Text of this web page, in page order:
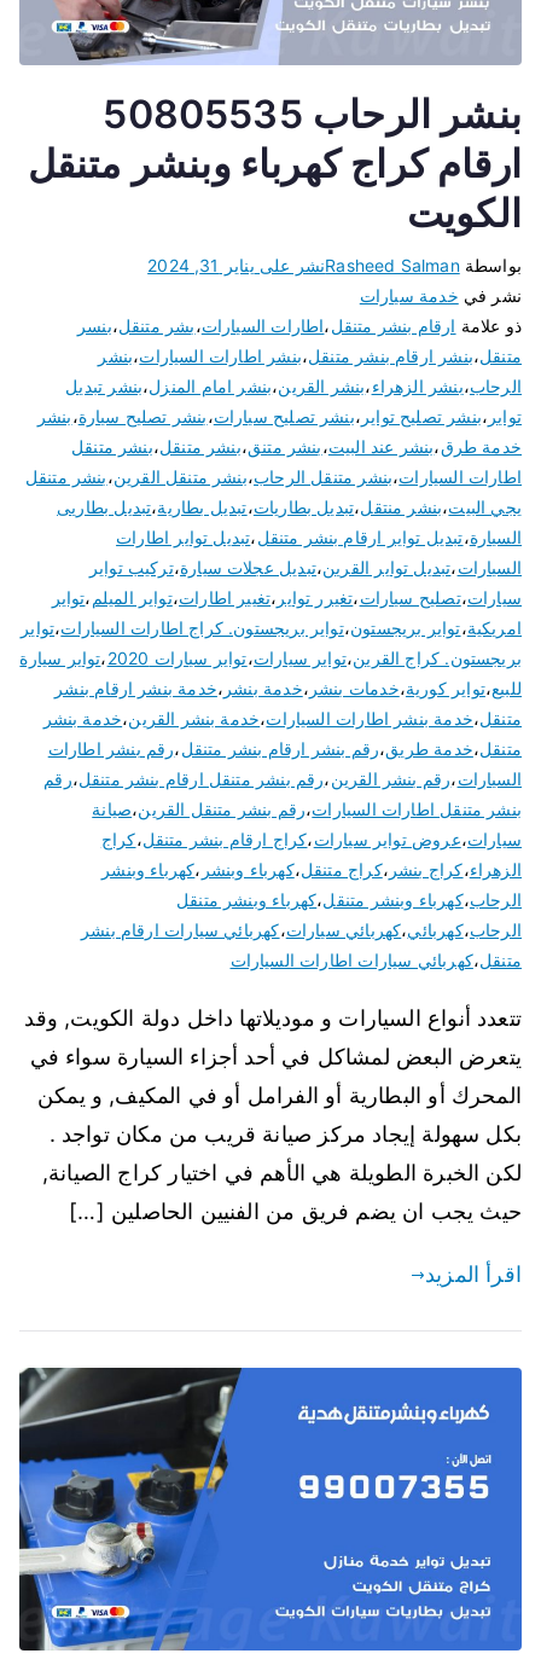
بنشر الرحاب 50805535
ارقام كراج كهرباء وبنشر متنقل
الكويت
بواسطةRasheed Salmanنشر على يناير 31, 2024
نشر في خدمة سيارات
ذو علامة ارقام بنشر متنقل،اطارات السيارات،بشر متنقل،بنسر
متنقل،بنشر ارقام بنشر متنقل،بنشر اطارات السيارات،بنشر
الرحاب،بنشر الزهراء،بنشر القرين،بنشر امام المنزل،بنشر تبديل
تواير ،بنشر تصليح تواير ،بنشر تصليح سيارات،بنشر تصليح سيارة،بنشر
خدمة طرق،بنشر عند البيت،بنشر متنق،بنشر متنقل،بنشر متنقل
اطارات السيارات،بنشر متنقل الرحاب،بنشر متنقل القرين،بنشر متنقل
يجي البيت،بنشر منتقل،تبديل بطاريات،تبديل بطارية،تبديل بطاريى
السيارة،تبديل تواير ارقام بنشر متنقل،تبديل تواير اطارات
السيارات،تبديل تواير القرين،تبديل عجلات سيارة،تركيب تواير
سيارات،تصليح سيارات،تغيرر تواير ،تغيير اطارات،تواير الميلم،تواير
امريكية،تواير بريجستون،تواير بريجستون. كراج اطارات السيارات،تواير
بريجستون. كراج القرين،تواير سيارات،تواير سيارات 2020 ،تواير سيارة
للبيع،تواير كورية،خدمات بنشر ،خدمة بنشر ،خدمة بنشر ارقام بنشر
متنقل،خدمة بنشر اطارات السيارات،خدمة بنشر القرين،خدمة بنشر
متنقل،خدمة طريق،رقم بنشر ارقام بنشر متنقل،رقم بنشر اطارات
السيارات،رقم بنشر القرين،رقم بنشر متنقل ارقام بنشر متنقل،رقم
بنشر متنقل اطارات السيارات،رقم بنشر متنقل القرين،صيانة
سيارات،عروض تواير سيارات،كراج ارقام بنشر متنقل،كراج
الزهراء،كراج بنشر ،كراج متنقل،كهرباء وبنشر ،كهرباء وبنشر
الرحاب،كهرباء وبنشر متنقل،كهرباء وبنشر متنقل
الرحاب،كهربائي،كهربائي سيارات،كهربائي سيارات ارقام بنشر
متنقل،كهربائي سيارات اطارات السيارات
تتعدد أنواع السيارات و موديلاتها داخل دولة الكويت, وقد
يتعرض البعض لمشاكل في أحد أجزاء السيارة سواء في
المحرك أو البطارية أو الفرامل أو في المكيف, و يمكن
بكل سهولة إيجاد مركز صيانة قريب من مكان تواجد .
لكن الخبرة الطويلة هي الأهم في اختيار كراج الصيانة,
حيث يجب ان يضم فريق من الفنيين الحاصلين […]
اقرأ المزيد